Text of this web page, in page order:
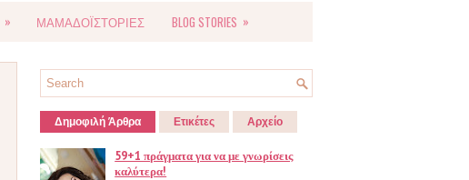
» ΜΑΜΑΔΟΪΣΤΟΡΙΕΣ BLOG STORIES »
Δημοφιλή Άρθρα Ετικέτες Αρχείο
59+1 πράγματα για να με γνωρίσεις
καλύτερα!